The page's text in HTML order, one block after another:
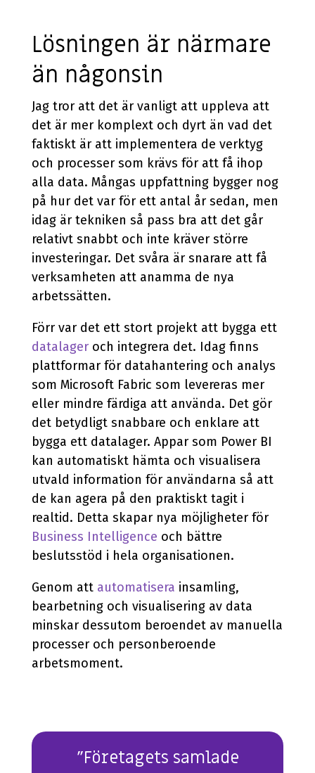
Lösningen är närmare
än någonsin
Jag tror att det är vanligt att uppleva att
det är mer komplext och dyrt än vad det
faktiskt är att implementera de verktyg
och processer som krävs för att få ihop
alla data. Mångas uppfattning bygger nog
på hur det var för ett antal år sedan, men
idag är tekniken så pass bra att det går
relativt snabbt och inte kräver större
investeringar. Det svåra är snarare att få
verksamheten att anamma de nya
arbetssätten.
Förr var det ett stort projekt att bygga ett
datalager och integrera det. Idag finns
plattformar för datahantering och analys
som Microsoft Fabric som levereras mer
eller mindre färdiga att använda. Det gör
det betydligt snabbare och enklare att
bygga ett datalager. Appar som Power BI
kan automatiskt hämta och visualisera
utvald information för användarna så att
de kan agera på den praktiskt tagit i
realtid. Detta skapar nya möjligheter för
Business Intelligence och bättre
beslutsstöd i hela organisationen.
Genom att automatisera insamling,
bearbetning och visualisering av data
minskar dessutom beroendet av manuella
processer och personberoende
arbetsmoment.
”Företagets samlade